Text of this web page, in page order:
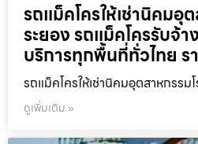
รถแม็คโครให้เช่านิคมอุ
ระยอง รถแม็คโครรับจ้า
บริการทุกพื้นที่ทั่วไทย ร
รถแม็คโครให้เช่านิคมอุตสาหกรรม
ดูเพิ่มเติม »